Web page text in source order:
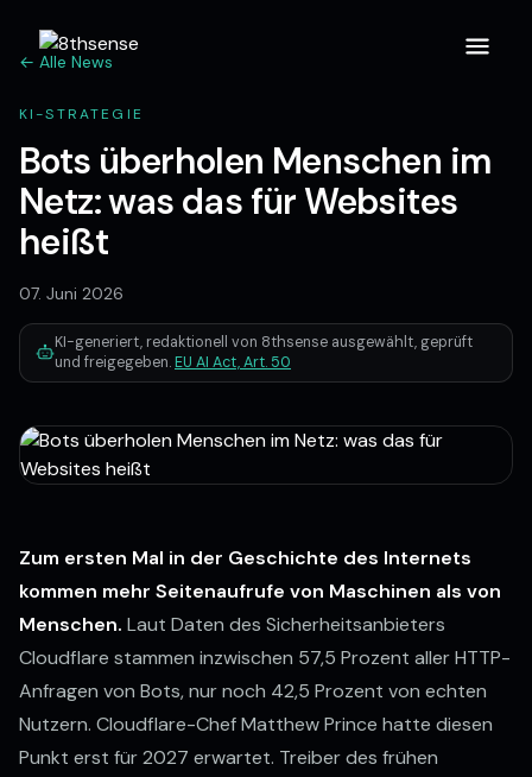
← Alle News
KI-STRATEGIE
Bots überholen Menschen im
Netz: was das für Websites
heißt
07. Juni 2026
KI-generiert, redaktionell von 8thsense ausgewählt, geprüft
und freigegeben. EU AI Act, Art. 50
Zum ersten Mal in der Geschichte des Internets
kommen mehr Seitenaufrufe von Maschinen als von
Menschen. Laut Daten des Sicherheitsanbieters
Cloudflare stammen inzwischen 57,5 Prozent aller HTTP-
Anfragen von Bots, nur noch 42,5 Prozent von echten
Nutzern. Cloudflare-Chef Matthew Prince hatte diesen
Punkt erst für 2027 erwartet. Treiber des frühen